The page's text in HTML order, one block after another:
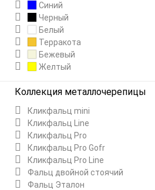
Синий
Черный
Белый
Терракота
Бежевый
Желтый
Коллекция металлочерепицы
Кликфальц mini
Кликфальц Line
Кликфальц Pro
Кликфальц Pro Gofr
Кликфальц Pro Line
Фальц двойной стоячий
Фальц Эталон